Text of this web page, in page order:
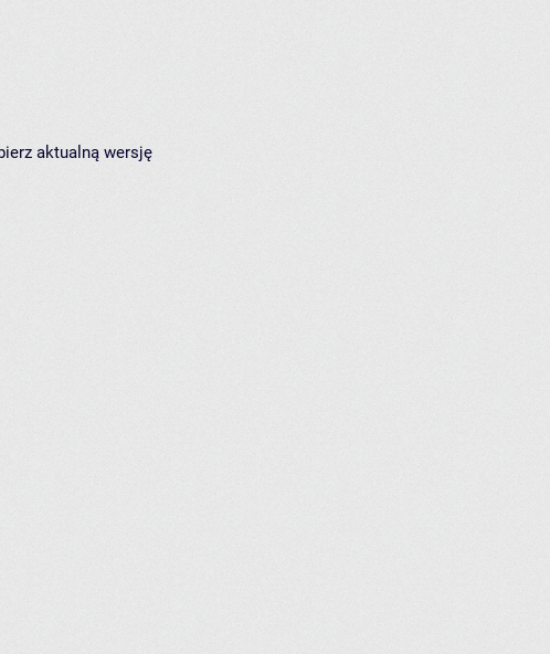
aktualną wersję